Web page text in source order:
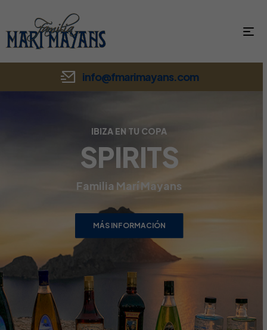
info@fmarimayans.com
IBIZA EN TU COPA
SPIRITS
Familia Marí Mayans
MÁS INFORMACIÓN